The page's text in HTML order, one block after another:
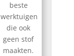
beste
werktuigen
die ook
geen stof
maakten.